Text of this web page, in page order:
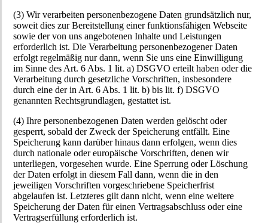
(3) Wir verarbeiten personenbezogene Daten grundsätzlich nur,
soweit dies zur Bereitstellung einer funktionsfähigen Webseite
sowie der von uns angebotenen Inhalte und Leistungen
erforderlich ist. Die Verarbeitung personenbezogener Daten
erfolgt regelmäßig nur dann, wenn Sie uns eine Einwilligung
im Sinne des Art. 6 Abs. 1 lit. a) DSGVO erteilt haben oder die
Verarbeitung durch gesetzliche Vorschriften, insbesondere
durch eine der in Art. 6 Abs. 1 lit. b) bis lit. f) DSGVO
genannten Rechtsgrundlagen, gestattet ist.
(4) Ihre personenbezogenen Daten werden gelöscht oder
gesperrt, sobald der Zweck der Speicherung entfällt. Eine
Speicherung kann darüber hinaus dann erfolgen, wenn dies
durch nationale oder europäische Vorschriften, denen wir
unterliegen, vorgesehen wurde. Eine Sperrung oder Löschung
der Daten erfolgt in diesem Fall dann, wenn die in den
jeweiligen Vorschriften vorgeschriebene Speicherfrist
abgelaufen ist. Letzteres gilt dann nicht, wenn eine weitere
Speicherung der Daten für einen Vertragsabschluss oder eine
Vertragserfüllung erforderlich ist.